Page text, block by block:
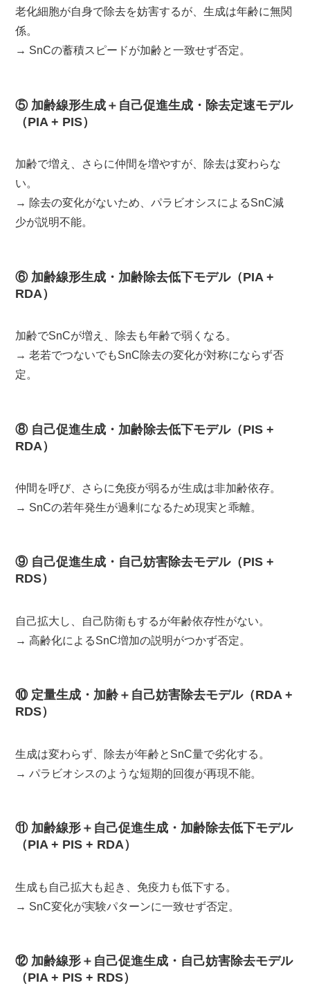
老化細胞が自身で除去を妨害するが、生成は年齢に無関
係。
→ SnCの蓄積スピードが加齢と一致せず否定。
⑤ 加齢線形生成＋自己促進生成・除去定速モデル
（PIA + PIS）
加齢で増え、さらに仲間を増やすが、除去は変わらな
い。
→ 除去の変化がないため、パラビオシスによるSnC減
少が説明不能。
⑥ 加齢線形生成・加齢除去低下モデル（PIA +
RDA）
加齢でSnCが増え、除去も年齢で弱くなる。
→ 老若でつないでもSnC除去の変化が対称にならず否
定。
⑧ 自己促進生成・加齢除去低下モデル（PIS +
RDA）
仲間を呼び、さらに免疫が弱るが生成は非加齢依存。
→ SnCの若年発生が過剰になるため現実と乖離。
⑨ 自己促進生成・自己妨害除去モデル（PIS +
RDS）
自己拡大し、自己防衛もするが年齢依存性がない。
→ 高齢化によるSnC増加の説明がつかず否定。
⑩ 定量生成・加齢＋自己妨害除去モデル（RDA +
RDS）
生成は変わらず、除去が年齢とSnC量で劣化する。
→ パラビオシスのような短期的回復が再現不能。
⑪ 加齢線形＋自己促進生成・加齢除去低下モデル
（PIA + PIS + RDA）
生成も自己拡大も起き、免疫力も低下する。
→ SnC変化が実験パターンに一致せず否定。
⑫ 加齢線形＋自己促進生成・自己妨害除去モデル
（PIA + PIS + RDS）